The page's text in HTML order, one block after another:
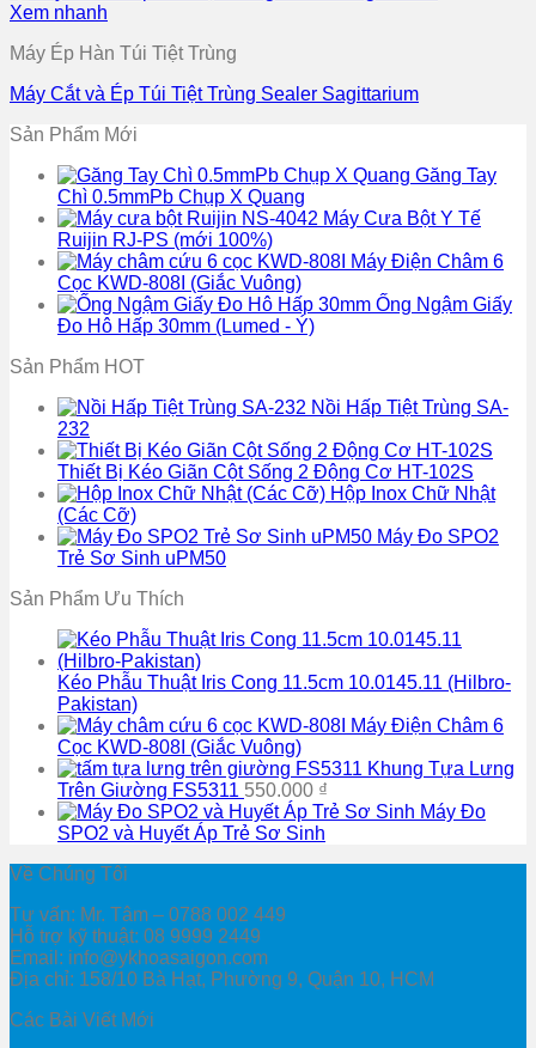
Xem nhanh
Máy Ép Hàn Túi Tiệt Trùng
Máy Cắt và Ép Túi Tiệt Trùng Sealer Sagittarium
Sản Phẩm Mới
Găng Tay
Chì 0.5mmPb Chụp X Quang
Máy Cưa Bột Y Tế
Ruijin RJ-PS (mới 100%)
Máy Điện Châm 6
Cọc KWD-808I (Giắc Vuông)
Ống Ngậm Giấy
Đo Hô Hấp 30mm (Lumed - Ý)
Sản Phẩm HOT
Nồi Hấp Tiệt Trùng SA-
232
Thiết Bị Kéo Giãn Cột Sống 2 Động Cơ HT-102S
Hộp Inox Chữ Nhật
(Các Cỡ)
Máy Đo SPO2
Trẻ Sơ Sinh uPM50
Sản Phẩm Ưu Thích
Kéo Phẫu Thuật Iris Cong 11.5cm 10.0145.11 (Hilbro-
Pakistan)
Máy Điện Châm 6
Cọc KWD-808I (Giắc Vuông)
Khung Tựa Lưng
Trên Giường FS5311 550.000 ₫
Máy Đo
SPO2 và Huyết Áp Trẻ Sơ Sinh
Về Chúng Tôi
Tư vấn: Mr. Tâm – 0788 002 449
Hỗ trợ kỹ thuật: 08 9999 2449
Email: info@ykhoasaigon.com
Địa chỉ: 158/10 Bà Hạt, Phường 9, Quận 10, HCM
Các Bài Viết Mới